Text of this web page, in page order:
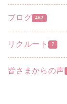
ブログ 462
リクルート 7
皆さまからの声